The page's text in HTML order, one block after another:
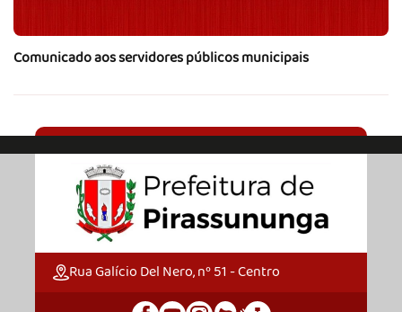
Comunicado aos servidores públicos municipais
Rua Galício Del Nero, nº 51 - Centro